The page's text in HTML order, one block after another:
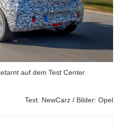
auf dem Test Center
Text: NewCarz / Bilder: Opel